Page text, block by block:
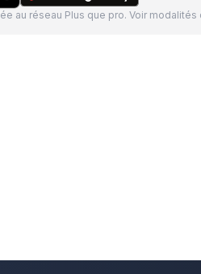
au réseau Plus que pro. Voir